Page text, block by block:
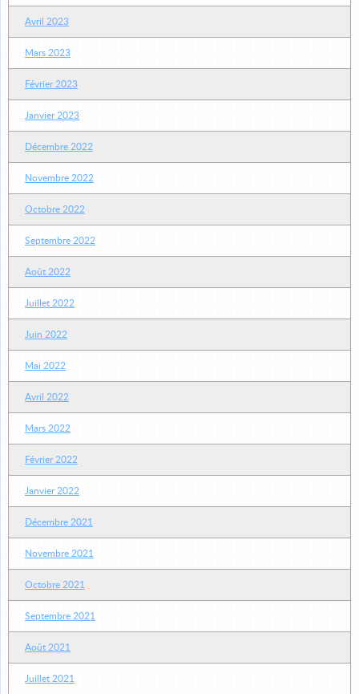
Avril 2023
Mars 2023
Février 2023
Janvier 2023
Décembre 2022
Novembre 2022
Octobre 2022
Septembre 2022
Août 2022
Juillet 2022
Juin 2022
Mai 2022
Avril 2022
Mars 2022
Février 2022
Janvier 2022
Décembre 2021
Novembre 2021
Octobre 2021
Septembre 2021
Août 2021
Juillet 2021